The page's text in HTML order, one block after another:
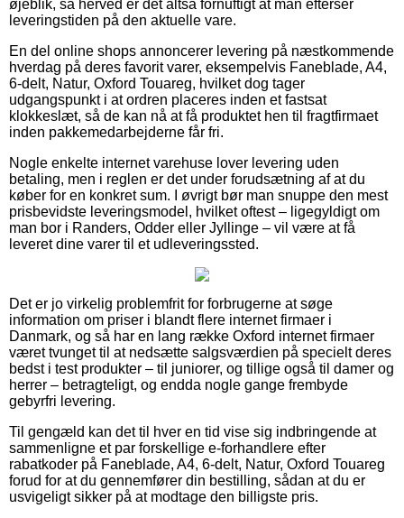
øjeblik, så herved er det altså fornuftigt at man efterser
leveringstiden på den aktuelle vare.
En del online shops annoncerer levering på næstkommende
hverdag på deres favorit varer, eksempelvis Faneblade, A4,
6-delt, Natur, Oxford Touareg, hvilket dog tager
udgangspunkt i at ordren placeres inden et fastsat
klokkeslæt, så de kan nå at få produktet hen til fragtfirmaet
inden pakkemedarbejderne får fri.
Nogle enkelte internet varehuse lover levering uden
betaling, men i reglen er det under forudsætning af at du
køber for en konkret sum. I øvrigt bør man snuppe den mest
prisbevidste leveringsmodel, hvilket oftest – ligegyldigt om
man bor i Randers, Odder eller Jyllinge – vil være at få
leveret dine varer til et udleveringssted.
Det er jo virkelig problemfrit for forbrugerne at søge
information om priser i blandt flere internet firmaer i
Danmark, og så har en lang række Oxford internet firmaer
været tvunget til at nedsætte salgsværdien på specielt deres
bedst i test produkter – til juniorer, og tillige også til damer og
herrer – betragteligt, og endda nogle gange frembyde
gebyrfri levering.
Til gengæld kan det til hver en tid vise sig indbringende at
sammenligne et par forskellige e-forhandlere efter
rabatkoder på Faneblade, A4, 6-delt, Natur, Oxford Touareg
forud for at du gennemfører din bestilling, sådan at du er
usvigeligt sikker på at modtage den billigste pris.